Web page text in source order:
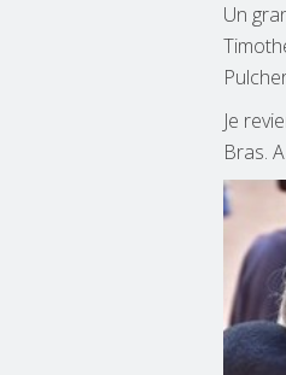
Un
Je
Bras.